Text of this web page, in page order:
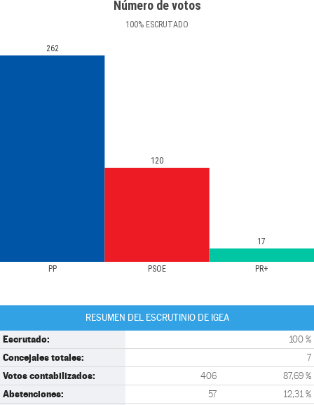
Número de votos
100% ESCRUTADO
PP PSOE PR+
262
120
17
RESUMEN DEL ESCRUTINIO DE IGEA
Escrutado: 100 %
Concejales totales: 7
Votos contabilizados: 406 87,69 %
Abstenciones: 57 12,31 %